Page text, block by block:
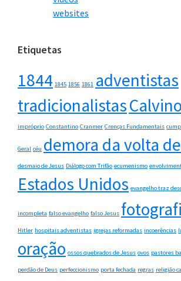
websites
Etiquetas
1844 1845 1856 1861 adventistas
tradicionalistasCalvino
impróprio Constantino Cranmer Crenças Fundamentais
Geral céu demora da volta
desmaio de Jesus Diálogo com Trifão ecumenismo
Estados Unidos evangelho traz
incompleta falso evangelho falso Jesus
Hitler hospitais adventistas igrejas reformadas incoerências
oração ossos quebrados de Jesus ovos pastores
perdão de Deus perfeccionismo porta fechada regras religião